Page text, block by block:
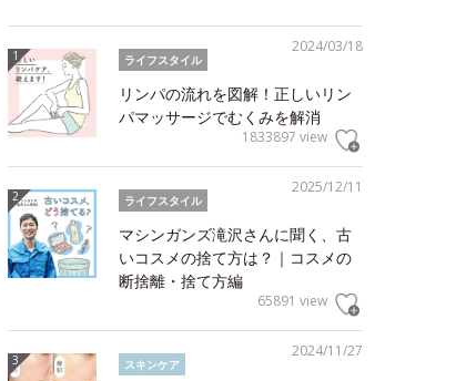
2024/03/18
ライフスタイル
リンパの流れを図解！正しいリン
パマッサージでむくみを解消
1833897 view
2025/12/11
ライフスタイル
マシンガンズ滝沢さんに聞く、古
いコスメの捨て方は？｜コスメの
断捨離・捨て方編
65891 view
2024/11/27
スキンケア